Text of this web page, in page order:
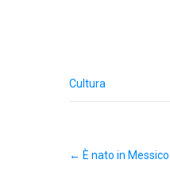
Cultura
Post
navigation
← È nato in